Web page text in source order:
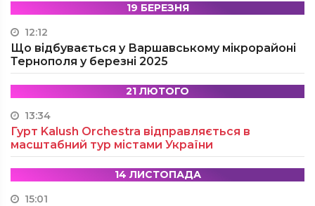
19 БЕРЕЗНЯ
12:12
Що відбувається у Варшавському мікрорайоні
Тернополя у березні 2025
21 ЛЮТОГО
13:34
Гурт Kalush Orchestra відправляється в
масштабний тур містами України
14 ЛИСТОПАДА
15:01